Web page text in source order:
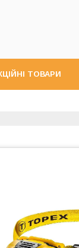
ТОВАРИ